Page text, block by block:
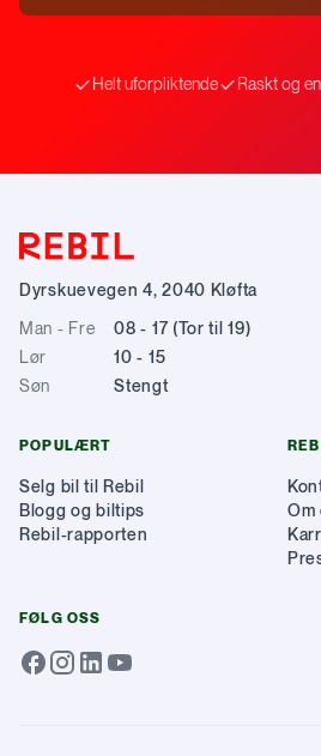
Helt uforpliktende Raskt og
Dyrskuevegen 4,2040 Kløfta
Man - Fre
08 - 17 (Tor til 19)
Lør
10 - 15
Søn
Stengt
POPULÆRT
Selg bil til Rebil
Blogg og biltips
Rebil-rapporten
Om
FØLG OSS